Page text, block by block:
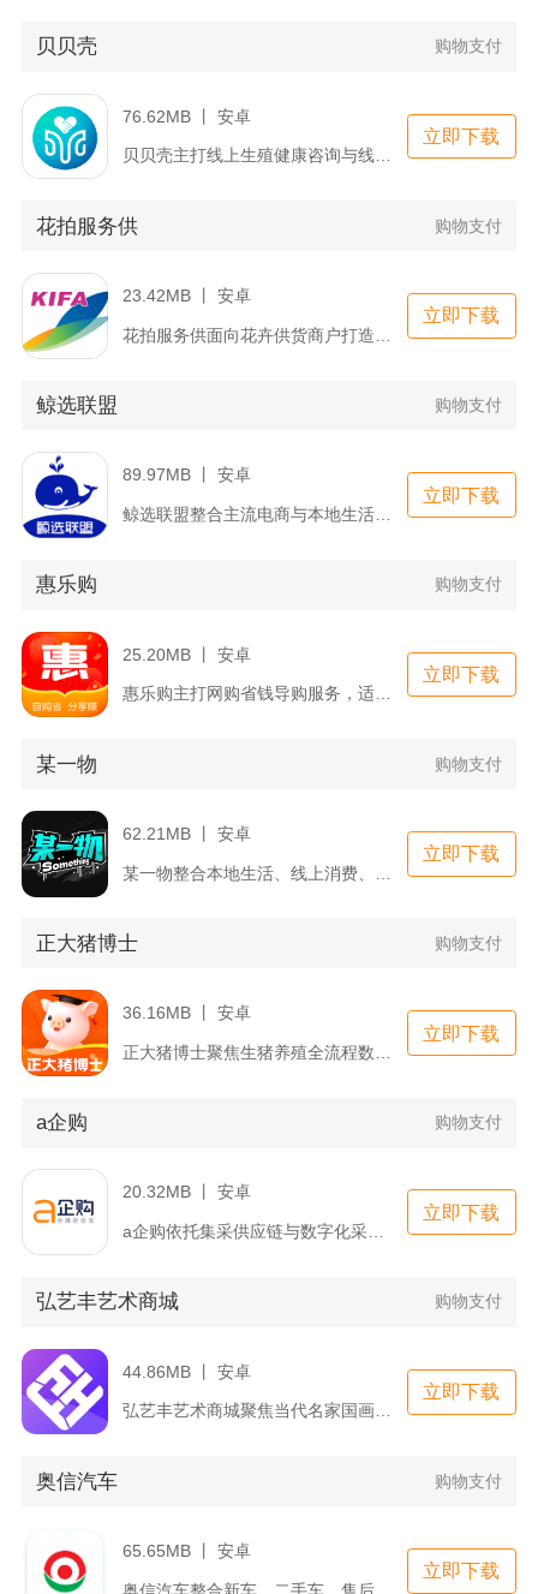
贝贝壳 购物支付
76.62MB 丨 安卓
贝贝壳主打线上生殖健康咨询与线下转诊联动服务，是面向备孕、有...
立即下载
花拍服务供 购物支付
23.42MB 丨 安卓
立即下载
鲸选联盟 购物支付
89.97MB 丨 安卓
鲸选联盟整合主流电商与本地生活平台优惠资源，主打网购领券返利...
立即下载
惠乐购 购物支付
25.20MB 丨 安卓
惠乐购主打网购省钱导购服务，适配日常线上消费需求，打通淘宝、...
立即下载
某一物 购物支付
62.21MB 丨 安卓
立即下载
正大猪博士 购物支付
36.16MB 丨 安卓
立即下载
a企购 购物支付
20.32MB 丨 安卓
a企购依托集采供应链与数字化采购系统搭建线上采购商城，面向园...
立即下载
弘艺丰艺术商城 购物支付
44.86MB 丨 安卓
弘艺丰艺术商城聚焦当代名家国画、书法线上流通，主打美协会员原...
立即下载
奥信汽车 购物支付
65.65MB 丨 安卓
奥信汽车整合新车、二手车、售后维保、道路救援等全套汽车服务，...
立即下载